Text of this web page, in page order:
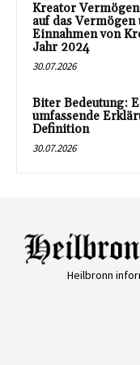
Kreator
auf das Vermögen
Einnahmen von
Jahr 2024
30.07.2026
Biter Bedeutung:
umfassende
Definition
30.07.2026
Heilbronn